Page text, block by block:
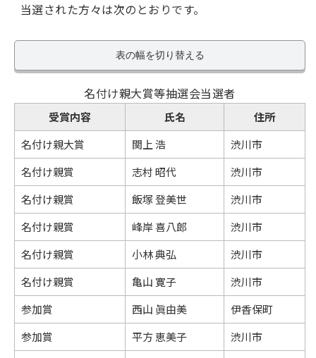
当選された方々は次のとおりです。
表の幅を切り替える
名付け親大賞等抽選会当選者
受賞内容 氏名
住所
名付け親大賞
関上 浩
渋川市
名付け親賞
志村 昭代
渋川市
名付け親賞
飯塚 登美世
渋川市
名付け親賞
峰岸 喜八郎
渋川市
名付け親賞
小林 典弘
渋川市
名付け親賞
亀山 寛子
渋川市
参加賞
西山 眞由美
伊香保町
参加賞
平方 恵美子
渋川市